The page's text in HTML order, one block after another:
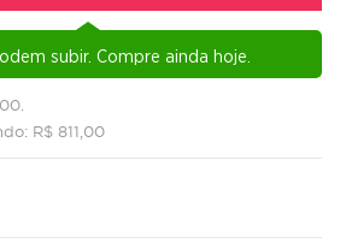
R$ 811,00
subir. Compre ainda hoje.